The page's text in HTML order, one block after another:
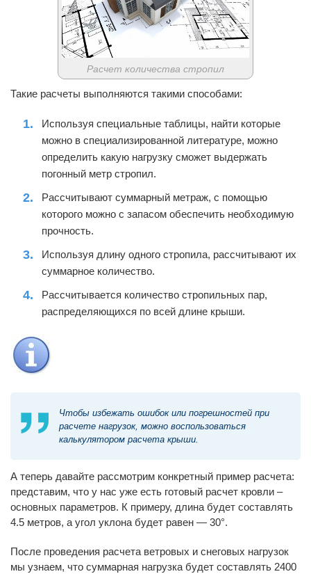
Расчет количества стропил
Такие расчеты выполняются такими способами:
Используя специальные таблицы, найти которые
можно в специализированной литературе, можно
определить какую нагрузку сможет выдержать
погонный метр стропил.
Рассчитывают суммарный метраж, с помощью
которого можно с запасом обеспечить необходимую
прочность.
Используя длину одного стропила, рассчитывают их
суммарное количество.
Рассчитывается количество стропильных пар,
распределяющихся по всей длине крыши.
Чтобы избежать ошибок или погрешностей при
расчете нагрузок, можно воспользоваться
калькулятором расчета крыши.
А теперь давайте рассмотрим конкретный пример расчета:
представим, что у нас уже есть готовый расчет кровли –
основных параметров. К примеру, длина будет составлять
4.5 метров, а угол уклона будет равен — 30°.
После проведения расчета ветровых и снеговых нагрузок
мы узнаем, что суммарная нагрузка будет составлять 2400